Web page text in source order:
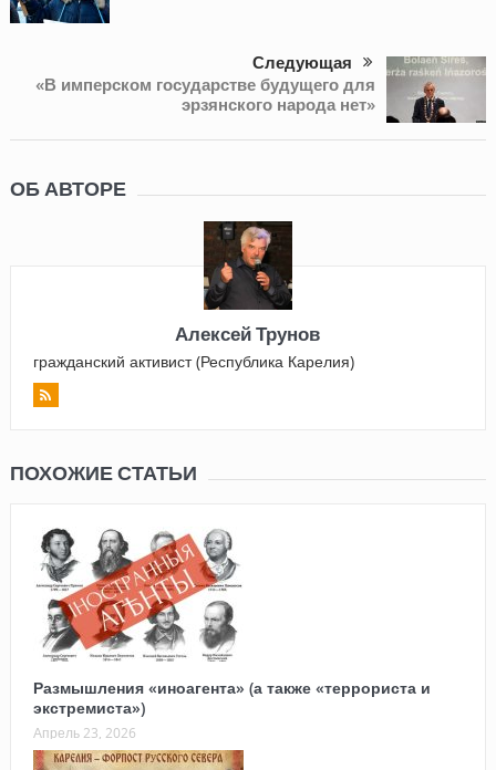
Следующая
«В имперском государстве будущего для
эрзянского народа нет»
ОБ АВТОРЕ
Алексей Трунов
гражданский активист (Республика Карелия)
ПОХОЖИЕ СТАТЬИ
Размышления «иноагента» (а также «террориста и
экстремиста»)
Апрель 23, 2026